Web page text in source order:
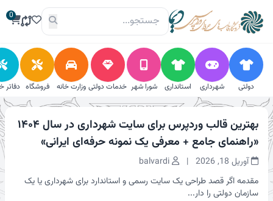
محتوا
0
دولتی شهرداری استانداری شورا شهر خدمات دولتی وزارت خانه فروشگاه دفاتر
بهترین قالب وردپرس برای سایت شهرداری در سال ۱۴۰۴
«راهنمای جامع + معرفی یک نمونه حرفه‌ای ایرانی»
آوریل 18, 2026 |
balvardi
مقدمه اگر قصد طراحی یک سایت رسمی و استاندارد برای شهرداری یا یک
سازمان دولتی را دار...